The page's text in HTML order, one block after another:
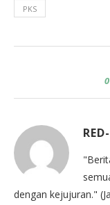
PKS
0
dengan kejujuran."